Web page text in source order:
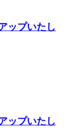
ップいたし
ップいたし